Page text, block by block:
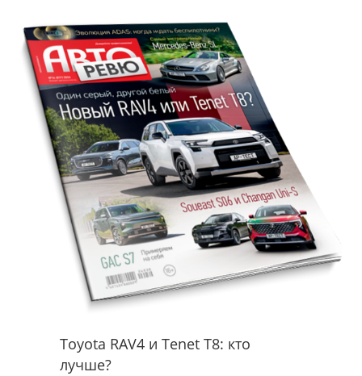
Toyota RAV4 и Tenet T8: кто
лучше?